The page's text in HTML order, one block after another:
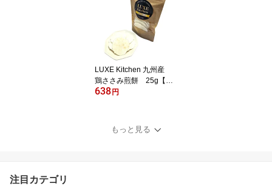
ード【FORZA10 actiwet
胃 腸】○
LUXE Kitchen 九州産
鶏ささみ煎餅 25g【リ
ュクスキッチン ドッグ・
638円
もっと見る
注目カテゴリ